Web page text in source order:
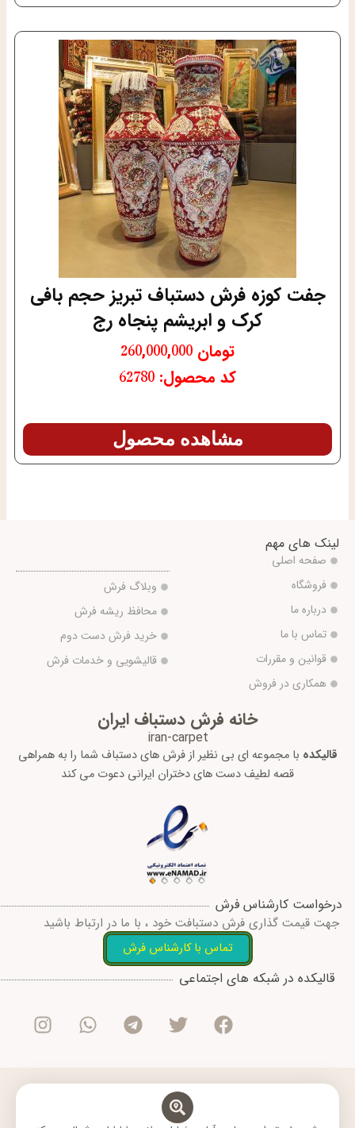
جفت کوزه فرش دستباف تبریز حجم بافی
کرک و ابریشم پنجاه رج
تومان
کد محصول: 62780
مشاهده محصول
لینک های مهم
صفحه اصلی
فروشگاه
درباره ما
تماس با ما
قوانین و مقررات
همکاری در فروش
وبلاگ فرش
محافظ ریشه فرش
خرید فرش دست دوم
قالیشویی و خدمات فرش
خانه فرش دستباف ایران
iran-carpet
قالیکده با مجموعه ای بی نظیر از فرش های دستباف شما را به همراهی
قصه لطیف دست های دختران ایرانی دعوت می کند
درخواست کارشناس فرش
جهت قیمت گذاری فرش دستبافت خود ، با ما در ارتباط باشید
تماس با کارشناس فرش
قالیکده در شبکه های اجتماعی
F
c
e
o
T
i
t
e
r
T
l
e
r
W
a
t
a
I
s
t
g